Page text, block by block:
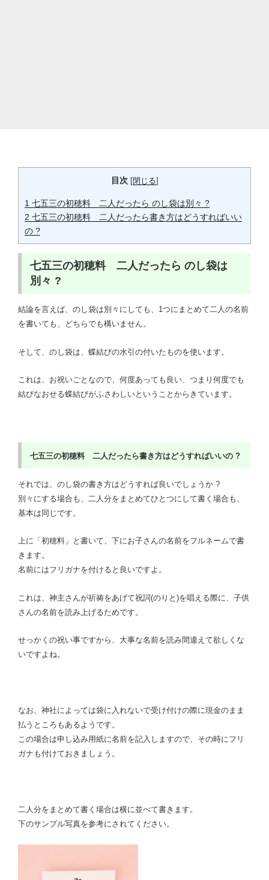
目次 [閉じる]
1 七五三の初穂料 二人だったら のし袋は別々 ?
2 七五三の初穂料 二人だったら書き方はどうすればいい
の ?
七五三の初穂料 二人だったら のし袋は
別々 ?
結論を言えば、のし袋は別々にしても、1つにまとめて二人の名前
を書いても、どちらでも構いません。
そして、のし袋は、蝶結びの水引の付いたものを使います。
これは、お祝いごとなので、何度あっても良い、つまり何度でも
結びなおせる蝶結びがふさわしいということからきています。
七五三の初穂料 二人だったら書き方はどうすればいいの ?
それでは、のし袋の書き方はどうすれば良いでしょうか ?
別々にする場合も、二人分をまとめてひとつにして書く場合も、
基本は同じです。
上に「初穂料」と書いて、下にお子さんの名前をフルネームで書
きます。
名前にはフリガナを付けると良いですよ。
これは、神主さんが祈祷をあげて祝詞(のりと)を唱える際に、子供
さんの名前を読み上げるためです。
せっかくの祝い事ですから、大事な名前を読み間違えて欲しくな
いですよね。
なお、神社によっては袋に入れないで受け付けの際に現金のまま
払うところもあるようです。
この場合は申し込み用紙に名前を記入しますので、その時にフリ
ガナも付けておきましょう。
二人分をまとめて書く場合は横に並べて書きます。
下のサンプル写真を参考にされてください。